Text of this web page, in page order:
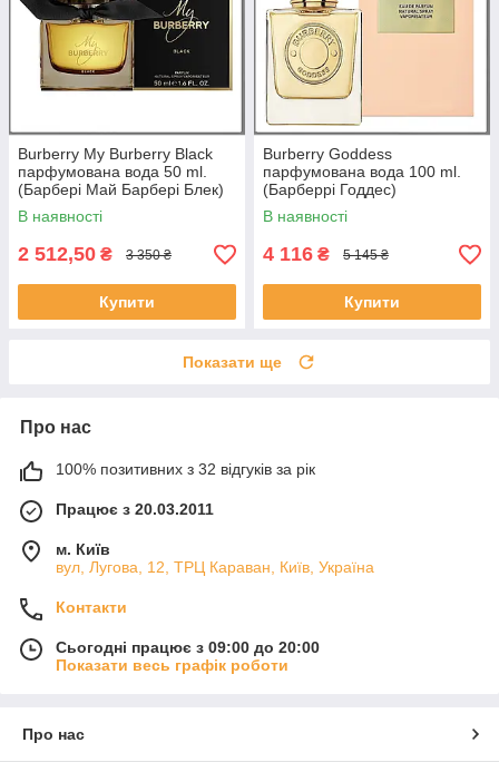
Burberry My Burberry Black
парфумована вода 50 ml.
(Барбері Май Барбері Блек)
В наявності
2 512,50 ₴ 3 350 ₴
Купити
Burberry Goddess
парфумована вода 100 ml.
(Барберрі Годдес)
В наявності
4 116 ₴ 5 145 ₴
Купити
Показати ще
Про нас
100% позитивних з 32 відгуків за рік
Працює з 20.03.2011
м. Київ
вул, Лугова, 12, ТРЦ Караван, Київ, Україна
Контакти
Сьогодні працює з 09:00 до 20:00
Показати весь графік роботи
Про нас